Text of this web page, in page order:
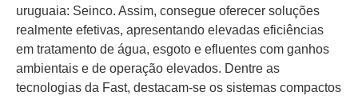
uruguaia: Seinco. Assim, consegue oferecer soluções
realmente efetivas, apresentando elevadas eficiências
em tratamento de água, esgoto e efluentes com ganhos
ambientais e de operação elevados. Dentre as
tecnologias da Fast, destacam-se os sistemas compactos